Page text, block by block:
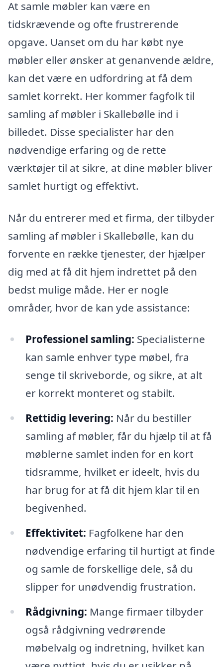
At samle møbler kan være en
tidskrævende og ofte frustrerende
opgave. Uanset om du har købt nye
møbler eller ønsker at genanvende ældre,
kan det være en udfordring at få dem
samlet korrekt. Her kommer fagfolk til
samling af møbler i Skallebølle ind i
billedet. Disse specialister har den
nødvendige erfaring og de rette
værktøjer til at sikre, at dine møbler bliver
samlet hurtigt og effektivt.
Når du entrerer med et firma, der tilbyder
samling af møbler i Skallebølle, kan du
forvente en række tjenester, der hjælper
dig med at få dit hjem indrettet på den
bedst mulige måde. Her er nogle
områder, hvor de kan yde assistance:
Professionel samling: Specialisterne
kan samle enhver type møbel, fra
senge til skriveborde, og sikre, at alt
er korrekt monteret og stabilt.
Rettidig levering: Når du bestiller
samling af møbler, får du hjælp til at få
møblerne samlet inden for en kort
tidsramme, hvilket er ideelt, hvis du
har brug for at få dit hjem klar til en
begivenhed.
Effektivitet: Fagfolkene har den
nødvendige erfaring til hurtigt at finde
og samle de forskellige dele, så du
slipper for unødvendig frustration.
Rådgivning: Mange firmaer tilbyder
også rådgivning vedrørende
møbelvalg og indretning, hvilket kan